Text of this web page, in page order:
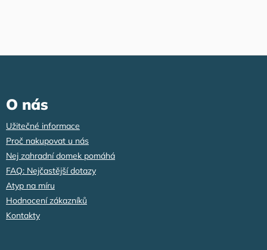
Z
O nás
Užitečné informace
Proč nakupovat u nás
Nej zahradní domek pomáhá
FAQ: Nejčastější dotazy
Atyp na míru
Hodnocení zákazníků
Kontakty